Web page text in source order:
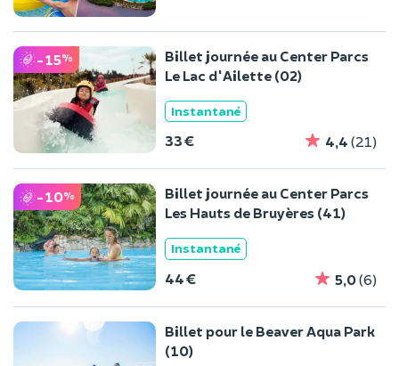
-15%
Billet journée au Center Parcs
Le Lac d'Ailette (02)
Instantané
33 € 4,4 (21)
-10%
Billet journée au Center Parcs
Les Hauts de Bruyères (41)
Instantané
44 € 5,0(6)
Billet pour le Beaver Aqua Park
(10)